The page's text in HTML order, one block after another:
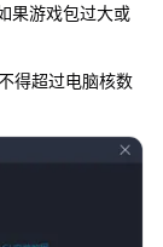
果游戏包过大或
得超过电脑核数